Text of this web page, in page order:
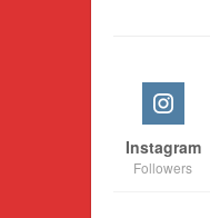
Instagram
Followers